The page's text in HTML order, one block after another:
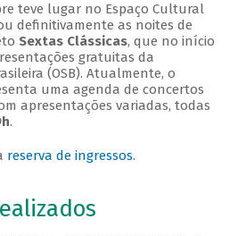
teve lugar no Espaço Cultural
definitivamente as noites de
Sextas Clássicas, que no início
gratuitas da
(OSB). Atualmente, o
uma agenda de concertos
apresentações variadas, todas
.
reserva de ingressos.